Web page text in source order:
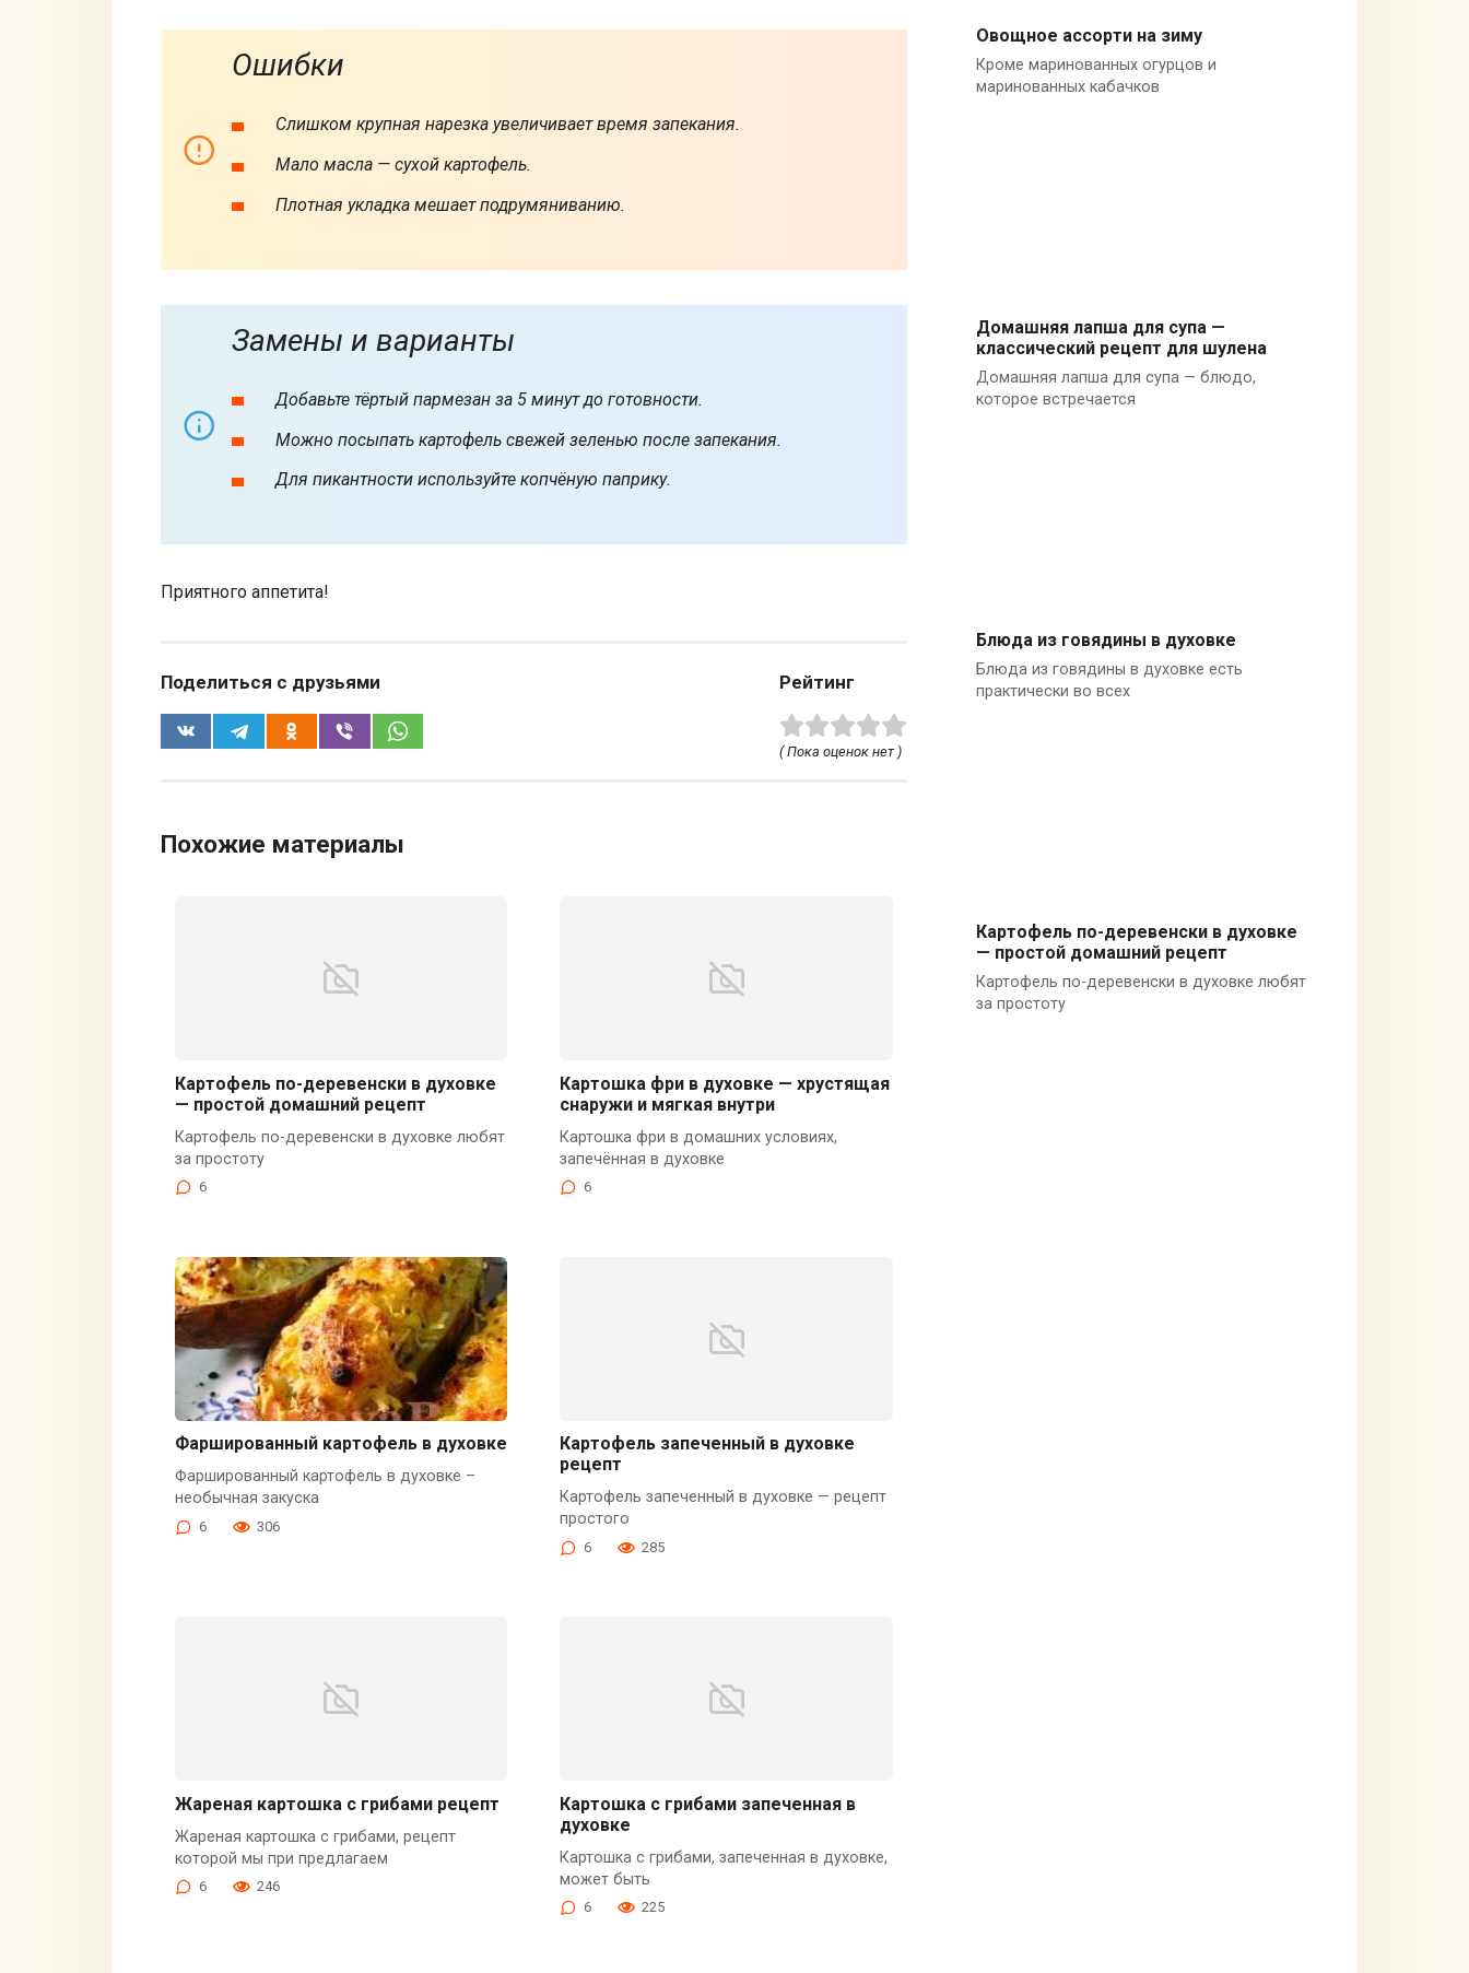
Ошибки
Слишком крупная нарезка увеличивает время запекания.
Мало масла — сухой картофель.
Плотная укладка мешает подрумяниванию.
Замены и варианты
Добавьте тёртый пармезан за 5 минут до готовности.
Можно посыпать картофель свежей зеленью после запекания.
Для пикантности используйте копчёную паприку.
Приятного аппетита!
Поделиться с друзьями Рейтинг
( Пока оценок нет )
Похожие материалы
Картофель по-деревенски в духовке
— простой домашний рецепт
Картофель по-деревенски в духовке любят
за простоту
6
Картошка фри в духовке — хрустящая
снаружи и мягкая внутри
Картошка фри в домашних условиях,
запечённая в духовке
6
Фаршированный картофель в духовке
Фаршированный картофель в духовке –
необычная закуска
6 306
Картофель запеченный в духовке
рецепт
Картофель запеченный в духовке — рецепт
простого
6 285
Жареная картошка с грибами рецепт
Жареная картошка с грибами, рецепт
которой мы при предлагаем
6 246
Картошка с грибами запеченная в
духовке
Картошка с грибами, запеченная в духовке,
может быть
6 225
Заготовки
Овощное ассорти на зиму
Кроме маринованных огурцов и
маринованных кабачков
Мясные блюда
Домашняя лапша для супа —
классический рецепт для шулена
Домашняя лапша для супа — блюдо,
которое встречается
Мясные блюда
Блюда из говядины в духовке
Блюда из говядины в духовке есть
практически во всех
Картошка в духовке
Картофель по-деревенски в духовке
— простой домашний рецепт
Картофель по-деревенски в духовке любят
за простоту